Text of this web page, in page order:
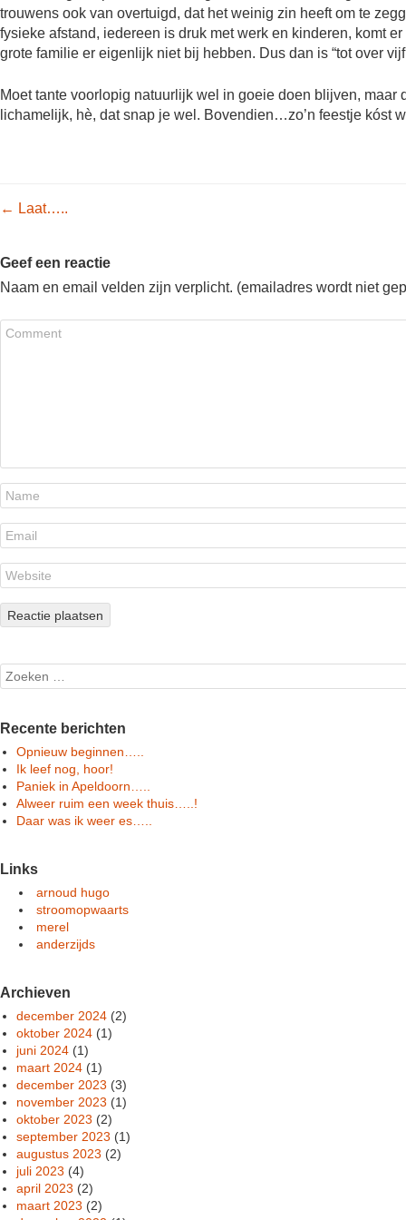
trouwens ook van overtuigd, dat het weinig zin heeft om te
fysieke afstand, iedereen is druk met werk en kinderen, komt
grote familie er eigenlijk niet bij hebben. Dus dan is “tot over
Moet tante voorlopig natuurlijk wel in goeie doen blijven,
lichamelijk, hè, dat snap je wel. Bovendien…zo’n feestje
Post navigation
← Laat…..
Geef een reactie
Naam en email velden zijn verplicht. (emailadres wordt niet
Search
Recente berichten
Opnieuw beginnen…..
Ik leef nog, hoor!
Paniek in Apeldoorn…..
Alweer ruim een week thuis…..!
Daar was ik weer es…..
Links
arnoud hugo
stroomopwaarts
merel
anderzijds
Archieven
december 2024 (2)
oktober 2024 (1)
juni 2024 (1)
maart 2024 (1)
december 2023 (3)
november 2023 (1)
oktober 2023 (2)
september 2023 (1)
augustus 2023 (2)
juli 2023 (4)
april 2023 (2)
maart 2023 (2)